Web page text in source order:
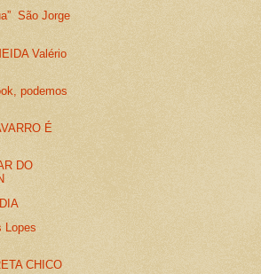
São Jorge
Valério
podemos
É
DO
Lopes
CHICO